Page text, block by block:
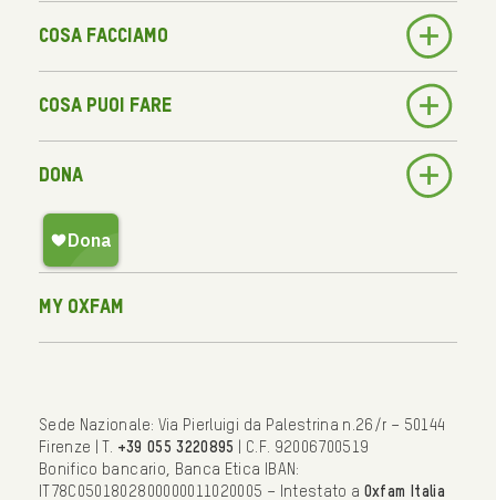
Cosa facciamo
Cosa puoi fare
Dona
My Oxfam
Sede Nazionale: Via Pierluigi da Palestrina n.26/r – 50144
Firenze | T.
+39 055 3220895
| C.F. 92006700519
Bonifico bancario, Banca Etica IBAN:
IT78C0501802800000011020005 – Intestato a Oxfam Italia